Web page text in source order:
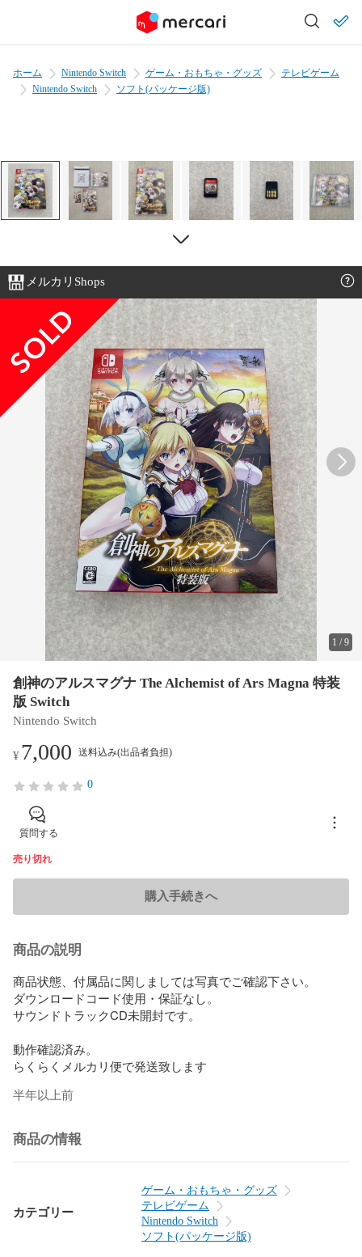
ホーム Nintendo Switch ゲーム・おもちゃ・グッズ
テレビゲーム
Nintendo Switch
ソフト(パッケージ版)
メルカリShops
1 /9
創神のアルスマグナ The Alchemist of Ars Magna 特装
版 Switch
Nintendo Switch
¥7,000 送料込み(出品者負担)
0
質問する
売り切れ
購入手続きへ
商品の説明
商品状態、付属品に関しましては写真でご確認下さい。
ダウンロードコード使用・保証なし。
サウンドトラックCD未開封です。
動作確認済み。
らくらくメルカリ便で発送致します
半年以上前
商品の情報
カテゴリー
ゲーム・おもちゃ・グッズ
テレビゲーム
Nintendo Switch
ソフト(パッケージ版)